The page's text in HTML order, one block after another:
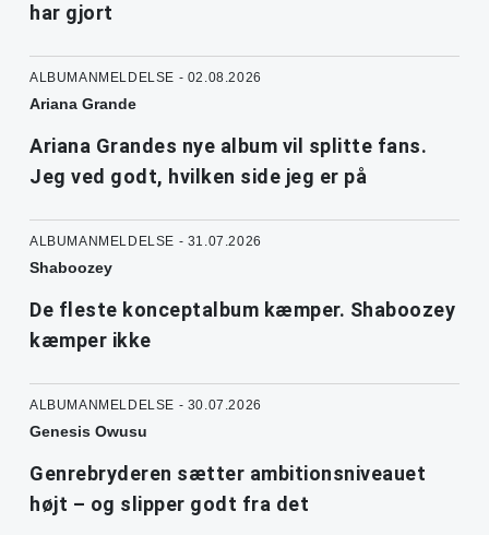
har gjort
ALBUMANMELDELSE - 02.08.2026
Ariana Grande
Ariana Grandes nye album vil splitte fans.
Jeg ved godt, hvilken side jeg er på
ALBUMANMELDELSE - 31.07.2026
Shaboozey
De fleste konceptalbum kæmper. Shaboozey
kæmper ikke
ALBUMANMELDELSE - 30.07.2026
Genesis Owusu
Genrebryderen sætter ambitionsniveauet
højt – og slipper godt fra det